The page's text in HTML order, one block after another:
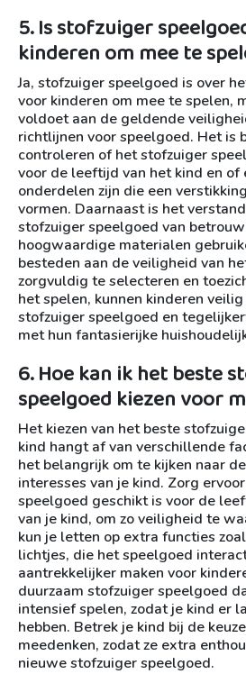
5. Is stofzuiger
kinderen om mee te
Ja, stofzuiger speelgoed is over
voor kinderen om mee te spelen,
voldoet aan de geldende
richtlijnen voor speelgoed. Het is
controleren of het stofzuiger
voor de leeftijd van het kind en of
onderdelen zijn die een
vormen. Daarnaast is het
stofzuiger speelgoed van
hoogwaardige materialen
besteden aan de veiligheid van
zorgvuldig te selecteren en
het spelen, kunnen kinderen
stofzuiger speelgoed en
met hun fantasierijke
6. Hoe kan ik het beste
speelgoed kiezen voor
Het kiezen van het beste
kind hangt af van verschillende
het belangrijk om te kijken naar
interesses van je kind. Zorg
speelgoed geschikt is voor de
van je kind, om zo veiligheid te
kun je letten op extra functies
lichtjes, die het speelgoed
aantrekkelijker maken voor
duurzaam stofzuiger speelgoed
intensief spelen, zodat je kind er
hebben. Betrek je kind bij de
meedenken, zodat ze extra
nieuwe stofzuiger speelgoed.